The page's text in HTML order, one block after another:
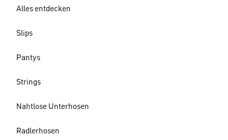
Alles entdecken
Slips
Pantys
Strings
Nahtlose Unterhosen
Radlerhosen